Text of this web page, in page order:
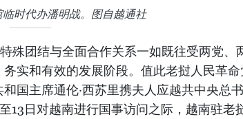
时代办潘明战。图自越通社
殊团结与全面合作关系一如既往受两党、
实和有效的发展阶段。值此老挝人民革命
国主席通伦·西苏里携夫人应越共中央总
13日对越南进行国事访问之际，越南驻老